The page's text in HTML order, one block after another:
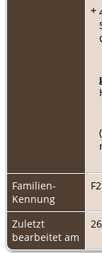
+
Familien-
Kennung
Zuletzt
bearbeitet am